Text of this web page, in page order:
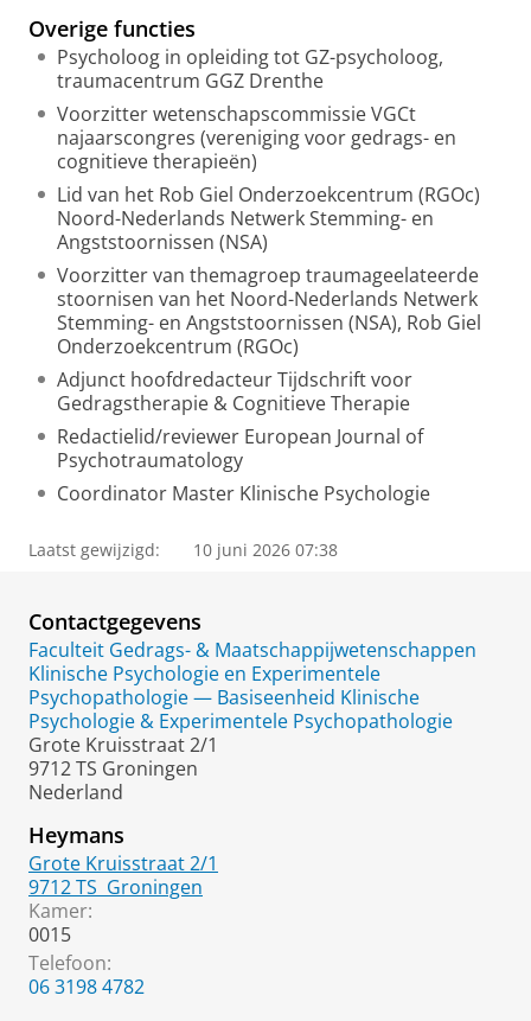
l
Overige functies
Psycholoog in opleiding tot GZ-psycholoog,
traumacentrum GGZ Drenthe
Voorzitter wetenschapscommissie VGCt
najaarscongres (vereniging voor gedrags- en
cognitieve therapieën)
Lid van het Rob Giel Onderzoekcentrum (RGOc)
Noord-Nederlands Netwerk Stemming- en
Angststoornissen (NSA)
Voorzitter van themagroep traumageelateerde
stoornisen van het Noord-Nederlands Netwerk
Stemming- en Angststoornissen (NSA), Rob Giel
Onderzoekcentrum (RGOc)
Adjunct hoofdredacteur Tijdschrift voor
Gedragstherapie & Cognitieve Therapie
Redactielid/reviewer European Journal of
Psychotraumatology
Coordinator Master Klinische Psychologie
Laatst gewijzigd: 10 juni 2026 07:38
Contactgegevens
Faculteit Gedrags- & Maatschappijwetenschappen
Klinische Psychologie en Experimentele
Psychopathologie — Basiseenheid Klinische
Psychologie & Experimentele Psychopathologie
Grote Kruisstraat 2/1
9712 TS Groningen
Nederland
Heymans
Grote Kruisstraat 2/1
9712 TS Groningen
Kamer:
0015
Telefoon:
06 3198 4782